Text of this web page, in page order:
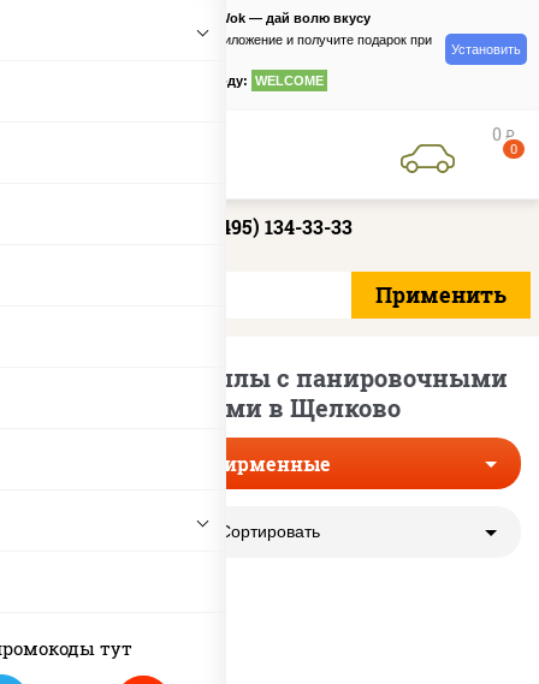
тут
PizzaSushiWok — дай волю вкусу
Скачайте приложение и получите подарок при
по промокоду: WELCOME
Установить
0 руб
0
+7 (495) 134-33-33
Фирменные роллы с панировочными
сухарями в Щелково
Фирменные
Сортировать